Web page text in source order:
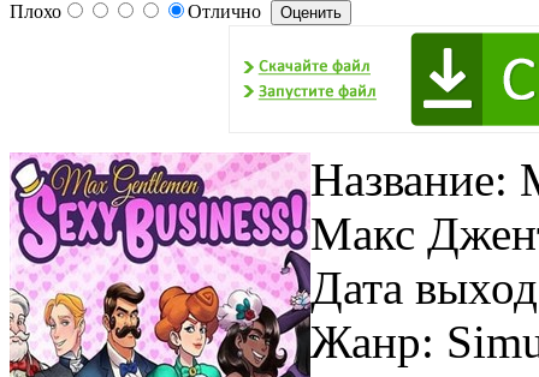
Плохо Отлично
Название:
Макс
Дата
Жанр: